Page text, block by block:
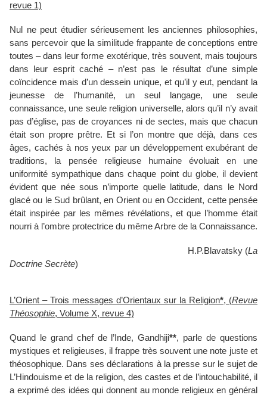
revue 1)
Nul ne peut étudier sérieusement les anciennes philosophies,
sans percevoir que la similitude frappante de conceptions entre
toutes – dans leur forme exotérique, très souvent, mais toujours
dans leur esprit caché – n’est pas le résultat d’une simple
coïncidence mais d’un dessein unique, et qu’il y eut, pendant la
jeunesse de l’humanité, un seul langage, une seule
connaissance, une seule religion universelle, alors qu’il n’y avait
pas d’église, pas de croyances ni de sectes, mais que chacun
était son propre prêtre. Et si l’on montre que déjà, dans ces
âges, cachés à nos yeux par un développement exubérant de
traditions, la pensée religieuse humaine évoluait en une
uniformité sympathique dans chaque point du globe, il devient
évident que née sous n’importe quelle latitude, dans le Nord
glacé ou le Sud brûlant, en Orient ou en Occident, cette pensée
était inspirée par les mêmes révélations, et que l’homme était
nourri à l’ombre protectrice du même Arbre de la Connaissance.
H.P.Blavatsky (La
Doctrine Secrète)
L’Orient – Trois messages d’Orientaux sur la Religion*, (Revue
Théosophie, Volume X, revue 4)
Quand le grand chef de l’Inde, Gandhiji**, parle de questions
mystiques et religieuses, il frappe très souvent une note juste et
théosophique. Dans ses déclarations à la presse sur le sujet de
L’Hindouisme et de la religion, des castes et de l’intouchabilité, il
a exprimé des idées qui donnent au monde religieux en général